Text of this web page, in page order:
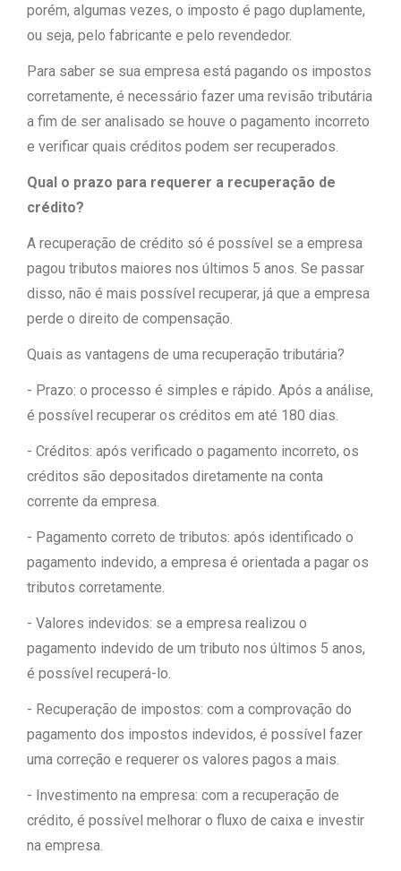
porém, algumas vezes, o imposto é pago duplamente,
ou seja, pelo fabricante e pelo revendedor.
Para saber se sua empresa está pagando os impostos
corretamente, é necessário fazer uma revisão tributária
a fim de ser analisado se houve o pagamento incorreto
e verificar quais créditos podem ser recuperados.
Qual o prazo para requerer a recuperação de
crédito?
A recuperação de crédito só é possível se a empresa
pagou tributos maiores nos últimos 5 anos. Se passar
disso, não é mais possível recuperar, já que a empresa
perde o direito de compensação.
Quais as vantagens de uma recuperação tributária?
- Prazo: o processo é simples e rápido. Após a análise,
é possível recuperar os créditos em até 180 dias.
- Créditos: após verificado o pagamento incorreto, os
créditos são depositados diretamente na conta
corrente da empresa.
- Pagamento correto de tributos: após identificado o
pagamento indevido, a empresa é orientada a pagar os
tributos corretamente.
- Valores indevidos: se a empresa realizou o
pagamento indevido de um tributo nos últimos 5 anos,
é possível recuperá-lo.
- Recuperação de impostos: com a comprovação do
pagamento dos impostos indevidos, é possível fazer
uma correção e requerer os valores pagos a mais.
- Investimento na empresa: com a recuperação de
crédito, é possível melhorar o fluxo de caixa e investir
na empresa.